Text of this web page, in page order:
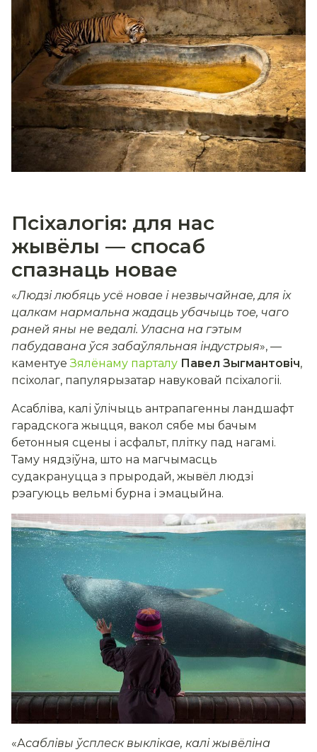
Псіхалогія: для нас
жывёлы — спосаб
спазнаць новае
«Людзі любяць усё новае і незвычайнае, для іх
цалкам нармальна жадаць убачыць тое, чаго
раней яны не ведалі. Уласна на гэтым
пабудавана ўся забаўляльная індустрыя», —
каментуеЗялёнаму парталу Павел Зыгмантовіч,
псіхолаг, папулярызатар навуковай псіхалогіі.
Асабліва, калі ўлічыць антрапагенны ландшафт
гарадскога жыцця, вакол сябе мы бачым
бетонныя сцены і асфальт, плітку пад нагамі.
Таму нядзіўна, што на магчымасць
судакрануцца з прыродай, жывёл людзі
рэагуюць вельмі бурна і эмацыйна.
«Асаблівы ўсплеск выклікае, калі жывёліна